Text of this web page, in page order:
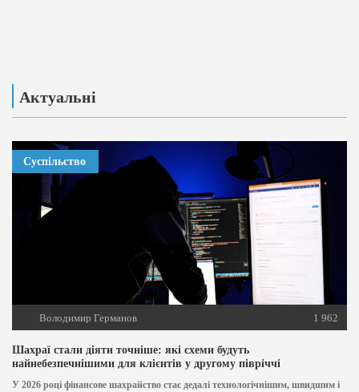
Актуальні
Суспільство
Володимир Германов 1 962
Шахраї стали діяти точніше: які схеми будуть
найнебезпечнішими для клієнтів у другому півріччі
У 2026 році фінансове шахрайство стає дедалі технологічнішим, швидшим і